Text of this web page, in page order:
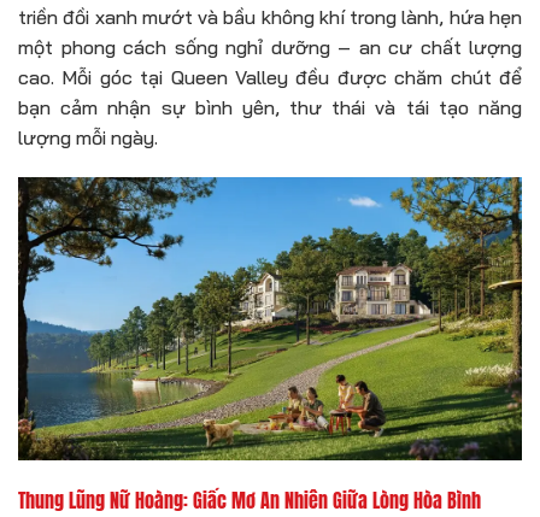
triền đồi xanh mướt và bầu không khí trong lành, hứa hẹn
một phong cách sống nghỉ dưỡng – an cư chất lượng
cao. Mỗi góc tại Queen Valley đều được chăm chút để
bạn cảm nhận sự bình yên, thư thái và tái tạo năng
lượng mỗi ngày.
Thung Lũng Nữ Hoàng: Giấc Mơ An Nhiên Giữa Lòng Hòa Bình